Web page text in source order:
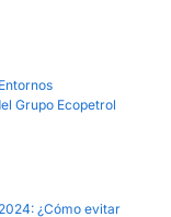
Grupo Ecopetrol
¿Cómo evitar